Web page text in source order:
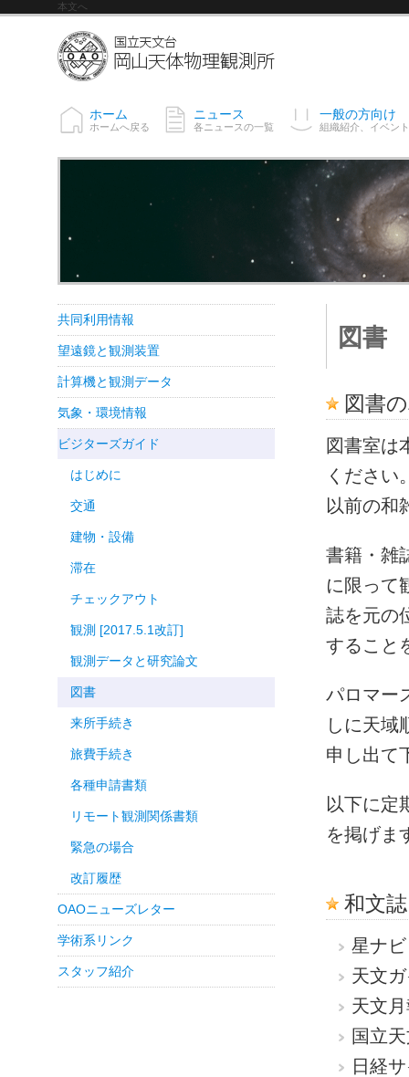
本文へ
ホーム
ホームへ戻る
ニュース
各ニュースの一覧
一般の方向け
組織紹介、イベン
図書
図書
図書室は
ください
以前の和
書籍・雑
に限って
誌を元の
すること
パロマー
しに天域
申し出て
以下に定
を掲げま
和文誌
星ナ
天文
天文
国立
日経
共同利用情報
望遠鏡と観測装置
計算機と観測データ
気象・環境情報
ビジターズガイド
はじめに
交通
建物・設備
滞在
チェックアウト
観測 [2017.5.1改訂]
観測データと研究論文
図書
来所手続き
旅費手続き
各種申請書類
リモート観測関係書類
緊急の場合
改訂履歴
OAOニューズレター
学術系リンク
スタッフ紹介